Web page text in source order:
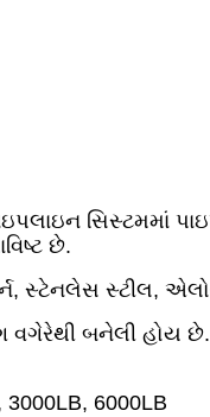
છે.
સ્ટેનલેસ સ્ટીલ,
વગેરેથી બનેલી હોય
6000LB